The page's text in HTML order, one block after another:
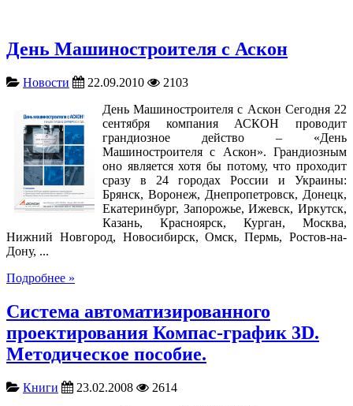
День Машиностроителя с Аскон
Новости 22.09.2010
2103
День Машиностроителя с Аскон Сегодня 22
сентября компания АСКОН проводит
грандиозное действо – «День
Машиностроителя с Аскон». Грандиозным
оно является хотя бы потому, что проходит
сразу в 24 городах России и Украины:
Брянск, Воронеж, Днепропетровск, Донецк,
Екатеринбург, Запорожье, Ижевск, Иркутск,
Казань, Красноярск, Курган, Москва,
Нижний Новгород, Новосибирск, Омск, Пермь, Ростов-на-
Дону, ...
Подробнее »
Система автоматизированного
проектирования Компас-график 3D.
Методическое пособие.
Книги 23.02.2008
2614